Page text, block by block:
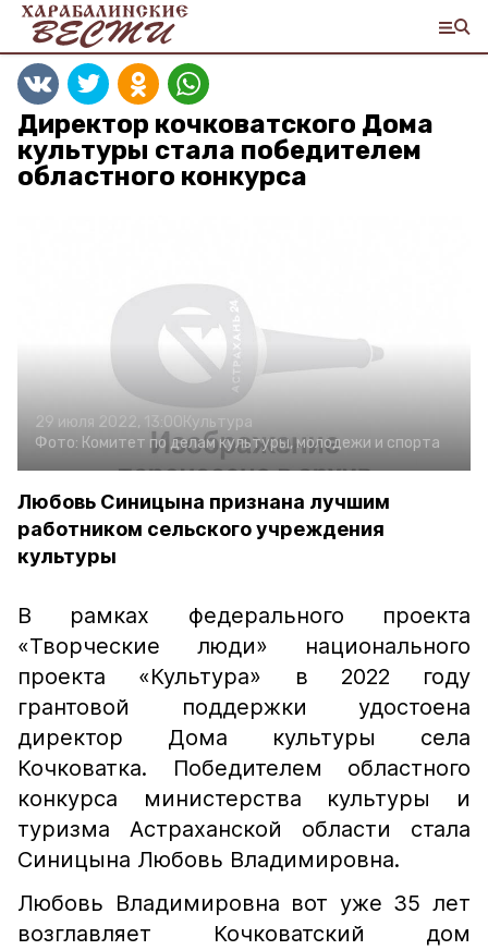
Директор кочковатского Дома
культуры стала победителем
областного конкурса
29 июля 2022, 13:00Культура
Фото: Комитет по делам культуры, молодежи и спорта
Любовь Синицына признана лучшим
работником сельского учреждения
культуры
В рамках федерального проекта
«Творческие люди» национального
проекта «Культура» в 2022 году
грантовой поддержки удостоена
директор Дома культуры села
Кочковатка. Победителем областного
конкурса министерства культуры и
туризма Астраханской области стала
Синицына Любовь Владимировна.
Любовь Владимировна вот уже 35 лет
возглавляет Кочковатский дом